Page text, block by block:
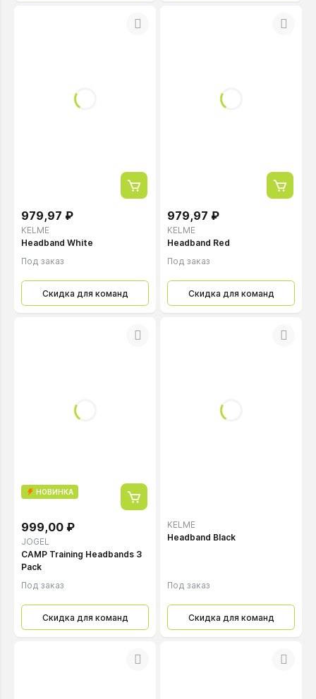
KELME
979,97 ₽
Headband White
Под заказ
Скидка для команд
KELME
979,97 ₽
Headband Red
Под заказ
Скидка для команд
НОВИНКА
JOGEL
999,00 ₽
CAMP Training Headbands 3
Pack
Под заказ
Скидка для команд
KELME
Headband Black
Под заказ
Скидка для команд